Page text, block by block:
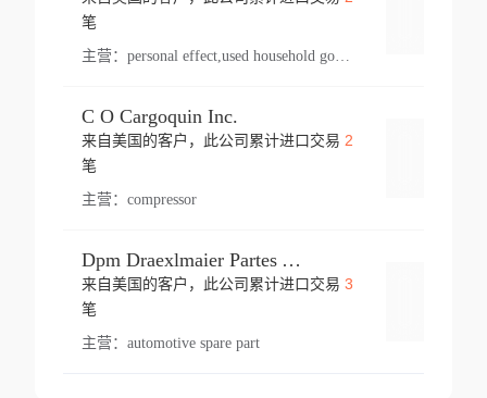
笔
主营： personal effect,used household goods
C O Cargoquin Inc.
来自美国的客户，此公司累计进口交易 2
笔
主营： compressor
Dpm Draexlmaier Partes Automotrices Corr Ind Huejotzingo
来自美国的客户，此公司累计进口交易 3
笔
主营： automotive spare part